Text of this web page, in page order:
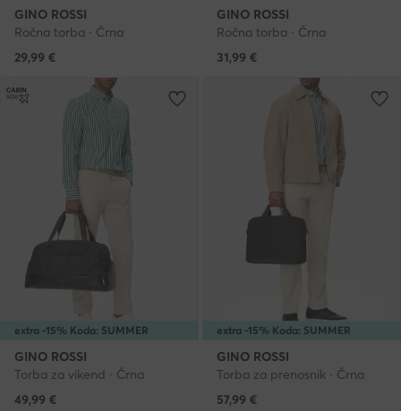
GINO ROSSI
Ročna torba · Črna
29,99 €
GINO ROSSI
Ročna torba · Črna
31,99 €
extra -15% Koda: SUMMER
GINO ROSSI
Torba za vikend · Črna
49,99 €
extra -15% Koda: SUMMER
GINO ROSSI
Torba za prenosnik · Črna
57,99 €